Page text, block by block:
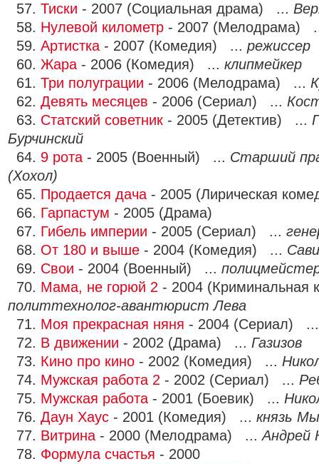
57. Тиски - 2007 (Социальная драма) ...
58. Нулевой километр - 2007 (Мелодрама)
59. Артистка - 2007 (Комедия) ... режиссер
60. Жара - 2006 (Комедия) ... клипмейкер
61. Три полуграции - 2006 (Мелодрама) ...
62. Девять месяцев - 2006 (Сериал) ...
63. Статский советник - 2005 (Детектив) ...
Бурчинский
64. 9 рота - 2005 (Военный) ... Старший
(Хохол)
65. Продается дача - 2005 (Лирическая
66. Гарпастум - 2005 (Драма)
67. Гибель империи - 2005 (Сериал) ...
68. От 180 и выше - 2004 (Комедия) ...
69. Свои - 2004 (Военный) ...
70. Мама, не горюй 2 - 2004
политтехнолог-авантюриcт Лева
71. Моя прекрасная няня - 2004 (Сериал)
72. В движении - 2002 (Драма) ... Газизов
73. Кино про кино - 2002 (Комедия) ...
74. Мужская работа 2 - 2002 (Сериал) ...
75. Мужская работа - 2001 (Боевик) ...
76. Даун Хаус - 2001 (Комедия) ... князь
77. Витрина - 2000 (Мелодрама) ...Андрей
78. Формула счастья - 2000